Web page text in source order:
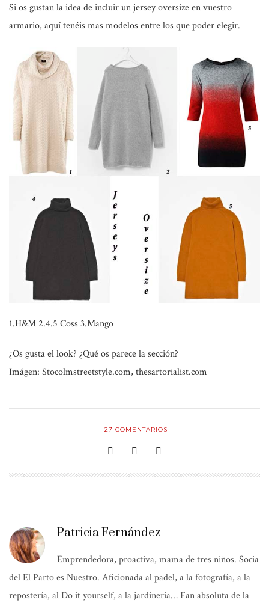
Si os gustan la idea de incluir un jersey oversize en vuestro
armario, aquí tenéis mas modelos entre los que poder elegir.
1.H&M 2.4.5 Coss 3.Mango
¿Os gusta el look? ¿Qué os parece la sección?
Imágen: Stocolmstreetstyle.com, thesartorialist.com
27 COMENTARIOS
Patricia Fernández
Emprendedora, proactiva, mama de tres niños. Socia
del El Parto es Nuestro. Aficionada al padel, a la fotografía, a la
repostería, al Do it yourself, a la jardinería… Fan absoluta de la